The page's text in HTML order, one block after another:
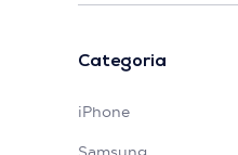
Categoria
iPhone